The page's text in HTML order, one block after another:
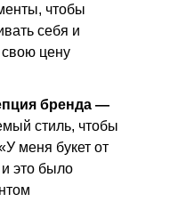
чтобы
себя и
свою цену
бренда —
стиль, чтобы
меня букет от
это было